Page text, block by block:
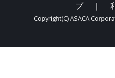
プ
｜
Copyright(C) ASACA